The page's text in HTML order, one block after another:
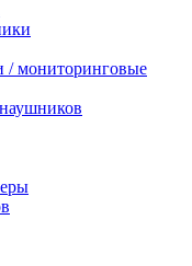
мониторинговые